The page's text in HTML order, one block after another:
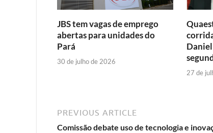
JBS tem vagas de emprego
abertas para unidades do
Pará
30 de julho de 2026
27 de
PREVIOUS ARTICLE
Comissão debate uso de tecnologia e